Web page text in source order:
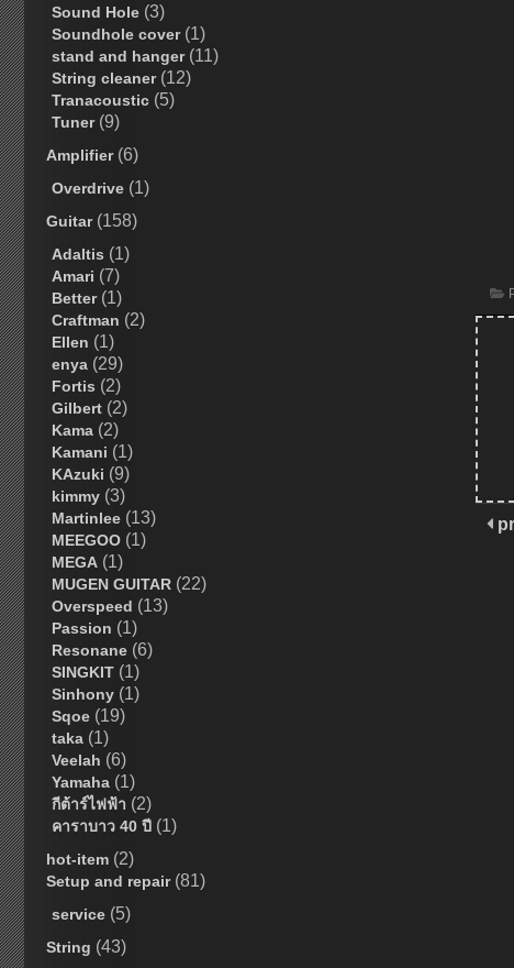
Sound Hole (3)
Soundhole cover(1)
stand and hanger(11)
String cleaner(12)
Tranacoustic (5)
Tuner(9)
Amplifier(6)
Overdrive (1)
Guitar(158)
Adaltis (1)
Amari (7)
Better(1)
Craftman (2)
Ellen (1)
enya (29)
Fortis (2)
Gilbert (2)
Kama (2)
Kamani (1)
KAzuki (9)
kimmy (3)
Martinlee (13)
MEEGOO (1)
MEGA (1)
MUGEN GUITAR (22)
Overspeed (13)
Passion (1)
Resonane (6)
SINGKIT (1)
Sinhony (1)
Sqoe (19)
taka (1)
Veelah (6)
Yamaha (1)
กีต้าร์ไฟฟ้า (2)
คาราบาว 40 ปี (1)
hot-item (2)
Setup and repair(81)
service (5)
String (43)